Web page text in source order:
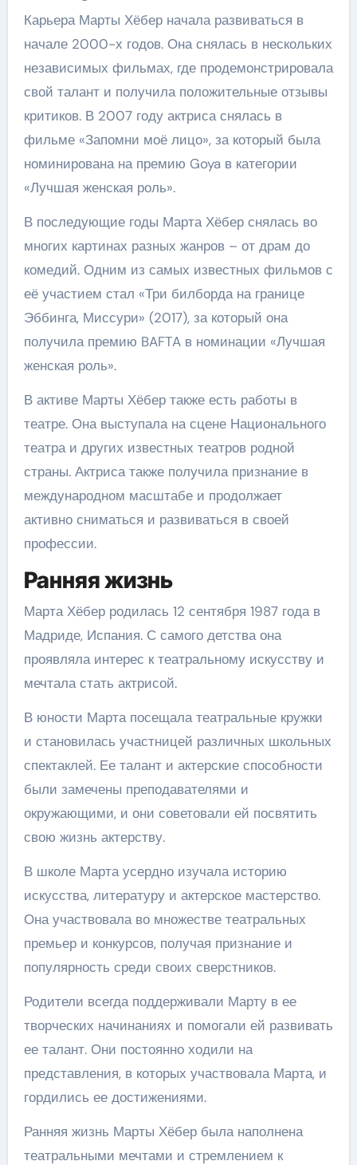
Карьера Марты Хёбер начала развиваться в
начале 2000-х годов. Она снялась в нескольких
независимых фильмах, где продемонстрировала
свой талант и получила положительные отзывы
критиков. В 2007 году актриса снялась в
фильме «Запомни моё лицо», за который была
номинирована на премию Goya в категории
«Лучшая женская роль».
В последующие годы Марта Хёбер снялась во
многих картинах разных жанров – от драм до
комедий. Одним из самых известных фильмов с
её участием стал «Три билборда на границе
Эббинга, Миссури» (2017), за который она
получила премию BAFTA в номинации «Лучшая
женская роль».
В активе Марты Хёбер также есть работы в
театре. Она выступала на сцене Национального
театра и других известных театров родной
страны. Актриса также получила признание в
международном масштабе и продолжает
активно сниматься и развиваться в своей
профессии.
Ранняя жизнь
Марта Хёбер родилась 12 сентября 1987 года в
Мадриде, Испания. С самого детства она
проявляла интерес к театральному искусству и
мечтала стать актрисой.
В юности Марта посещала театральные кружки
и становилась участницей различных школьных
спектаклей. Ее талант и актерские способности
были замечены преподавателями и
окружающими, и они советовали ей посвятить
свою жизнь актерству.
В школе Марта усердно изучала историю
искусства, литературу и актерское мастерство.
Она участвовала во множестве театральных
премьер и конкурсов, получая признание и
популярность среди своих сверстников.
Родители всегда поддерживали Марту в ее
творческих начинаниях и помогали ей развивать
ее талант. Они постоянно ходили на
представления, в которых участвовала Марта, и
гордились ее достижениями.
Ранняя жизнь Марты Хёбер была наполнена
театральными мечтами и стремлением к